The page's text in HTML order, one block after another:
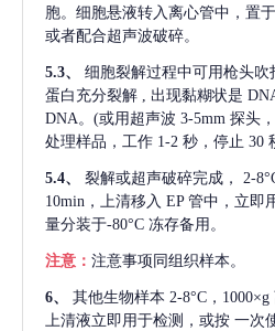
胞。细胞悬液转入离心管中，置
或者配合超声波破碎。
5.3、
细胞裂解过程中可用枪头
蛋白充分裂解 , 出现黏糊状是
DNA。(或用超声波 3-5mm 探头
处理样品，工作 1-2 秒，停止 30
5.4、 裂解或超声破碎完成，
2-
10min，上清移入 EP 管中，立即
量分装于-80°C 冻存备用。
注意： 注意事项同组织样本。
6、 其他生物样本 2-8°C，
上清液立即用于检测，或按 一次